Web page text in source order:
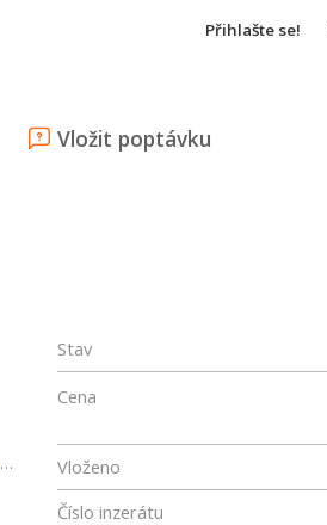
Přihlašte se!
Vložit poptávku
https://www.reality-zilina.com/predaj-bytov-byty-novostavby/3-izbovy-mezonet-balkonom89m2-Zilina--Vlcince-37329/?utm_source=areality&utm_medium=xml&utm_term=37329&utm_content=byt&utm_campaign=portaly
Stav
Cena
Vloženo
Číslo inzerátu